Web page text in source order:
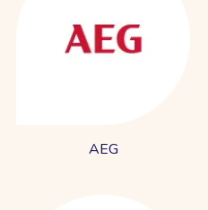
AEG